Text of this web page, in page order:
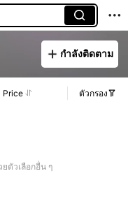
กำลังติดตาม
Price ตัวกรอง
ตัวเลือกอื่น ๆ